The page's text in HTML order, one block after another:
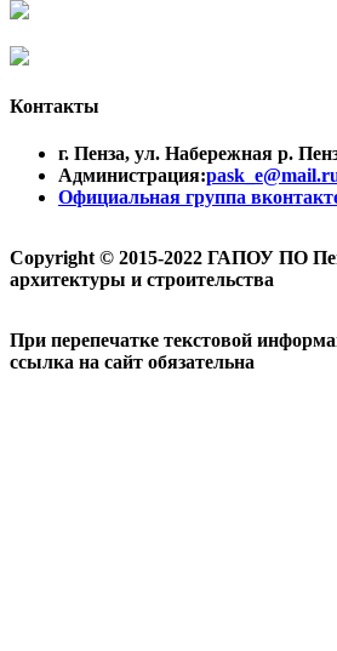
Контакты
г. Пенза, ул. Набережная р.
Администрация:
Официальная группа
Copyright © 2015-2022 ГАПОУ ПО
архитектуры и строительства
При перепечатке текстовой
ссылка на сайт обязательна